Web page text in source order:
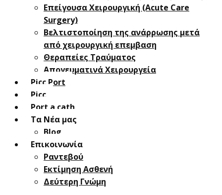
Επείγουσα Χειρουργική (Acute Care
Surgery)
Βελτιστοποίηση της ανάρρωσης μετά
από χειρουργική επεμβαση
Θεραπείες Τραύματος
Απογευματινά Χειρουργεία
Picc Port
Picc
Port a cath
Τα Νέα μας
Blog
Επικοινωνία
Ραντεβού
Εκτίμηση Ασθενή
Δεύτερη Γνώμη